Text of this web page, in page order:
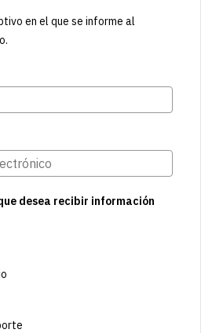
en el que se informe al
desea recibir información